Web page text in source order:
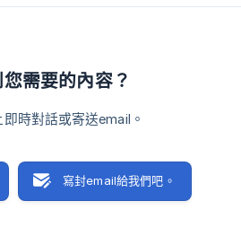
需要的內容？
時對話或寄送email。
寫封email給我們吧。